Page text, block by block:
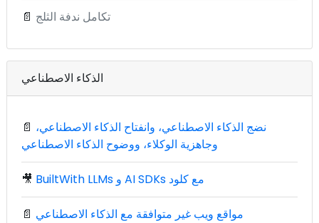
📄 تكامل ندفة الثلج
الذكاء الاصطناعي
📄 نضج الذكاء الاصطناعي، وانفتاح الذكاء الاصطناعي،
وجاهزية الوكلاء، ووضوح الذكاء الاصطناعي
🎥 BuiltWith LLMs و AI SDKs مع كلود
📄 مواقع ويب غير متوافقة مع الذكاء الاصطناعي